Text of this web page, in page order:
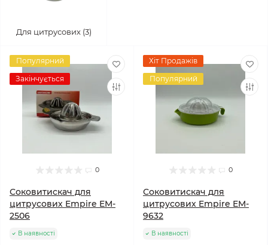
Для цитрусових (3)
Популярний
Закінчується
0
Соковитискач для
цитрусових Empire EM-
2506
В наявності
Хіт Продажів
Популярний
0
Соковитискач для
цитрусових Empire EM-
9632
В наявності